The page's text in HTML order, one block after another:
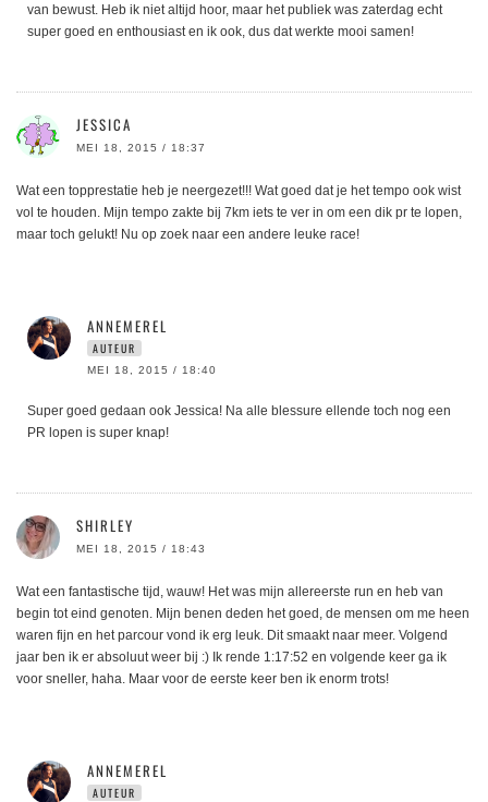
van bewust. Heb ik niet altijd hoor, maar het publiek was zaterdag echt
super goed en enthousiast en ik ook, dus dat werkte mooi samen!
JESSICA
MEI 18, 2015 / 18:37
Wat een topprestatie heb je neergezet!!! Wat goed dat je het tempo ook wist
vol te houden. Mijn tempo zakte bij 7km iets te ver in om een dik pr te lopen,
maar toch gelukt! Nu op zoek naar een andere leuke race!
ANNEMEREL
AUTEUR
MEI 18, 2015 / 18:40
Super goed gedaan ook Jessica! Na alle blessure ellende toch nog een
PR lopen is super knap!
SHIRLEY
MEI 18, 2015 / 18:43
Wat een fantastische tijd, wauw! Het was mijn allereerste run en heb van
begin tot eind genoten. Mijn benen deden het goed, de mensen om me heen
waren fijn en het parcour vond ik erg leuk. Dit smaakt naar meer. Volgend
jaar ben ik er absoluut weer bij :) Ik rende 1:17:52 en volgende keer ga ik
voor sneller, haha. Maar voor de eerste keer ben ik enorm trots!
ANNEMEREL
AUTEUR